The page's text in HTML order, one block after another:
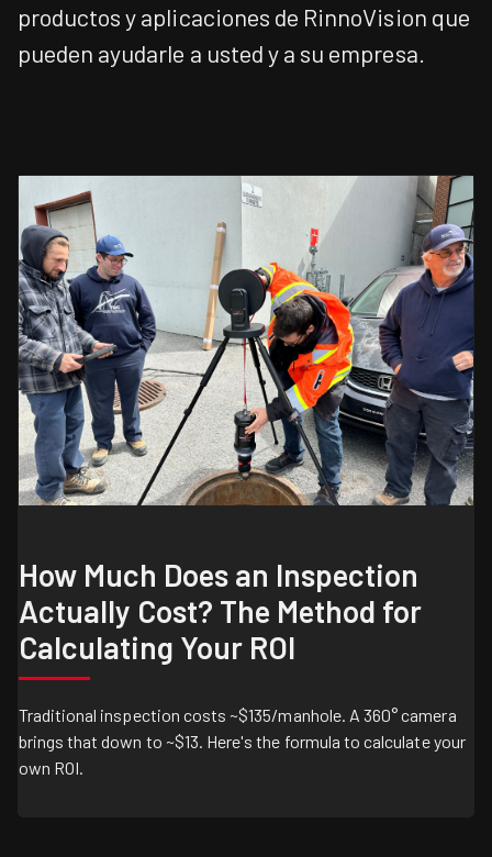
productos y aplicaciones de RinnoVision que
pueden ayudarle a usted y a su empresa.
How Much Does an Inspection
Actually Cost? The Method for
Calculating Your ROI
Traditional inspection costs ~$135/manhole. A 360° camera
brings that down to ~$13. Here's the formula to calculate your
own ROI.